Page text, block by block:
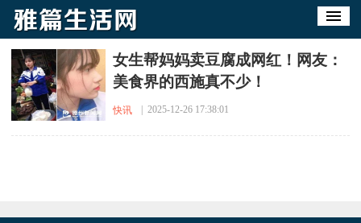
女生帮妈妈卖豆腐成网红！网友：
美食界的西施真不少！
快讯 | 2025-12-26 17:38:01